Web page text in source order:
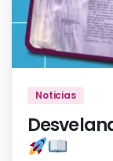
Noticias